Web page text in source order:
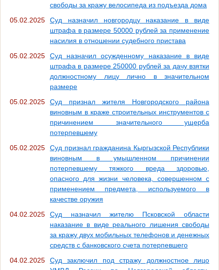
свободы за кражу велосипеда из подъезда дома
05.02.2025
Суд назначил новгородцу наказание в виде
штрафа в размере 50000 рублей за применение
насилия в отношении судебного пристава
05.02.2025
Суд назначил осужденному наказание в виде
штрафа в размере 250000 рублей за дачу взятки
должностному лицу лично в значительном
размере
05.02.2025
Суд признал жителя Новгородского района
виновным в краже строительных инструментов с
причинением значительного ущерба
потерпевшему
05.02.2025
Суд признал гражданина Кыргызской Республики
виновным в умышленном причинении
потерпевшему тяжкого вреда здоровью,
опасного для жизни человека, совершенном с
применением предмета, используемого в
качестве оружия
04.02.2025
Суд назначил жителю Псковской области
наказание в виде реального лишения свободы
за кражу двух мобильных телефонов и денежных
средств с банковского счета потерпевшего
04.02.2025
Суд заключил под стражу должностное лицо